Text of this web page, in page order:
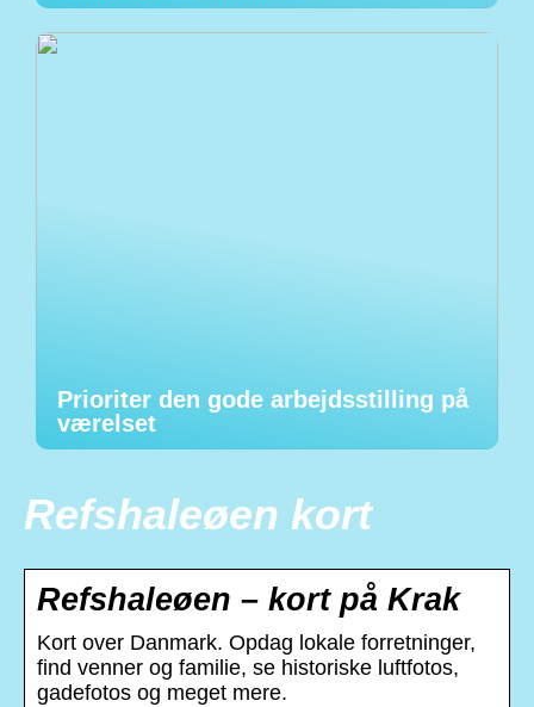
Prioriter den gode arbejdsstilling på
værelset
Refshaleøen kort
Refshaleøen – kort på Krak
Kort over Danmark. Opdag lokale forretninger,
find venner og familie, se historiske luftfotos,
gadefotos og meget mere.